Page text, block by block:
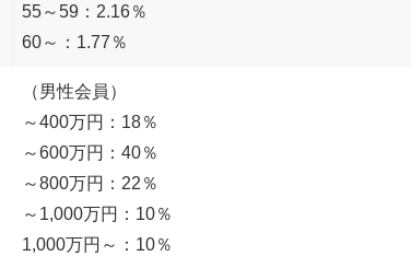
55～59：2.16％
60～：1.77％
（男性会員）
～400万円：18％
～600万円：40％
～800万円：22％
～1,000万円：10％
1,000万円～：10％